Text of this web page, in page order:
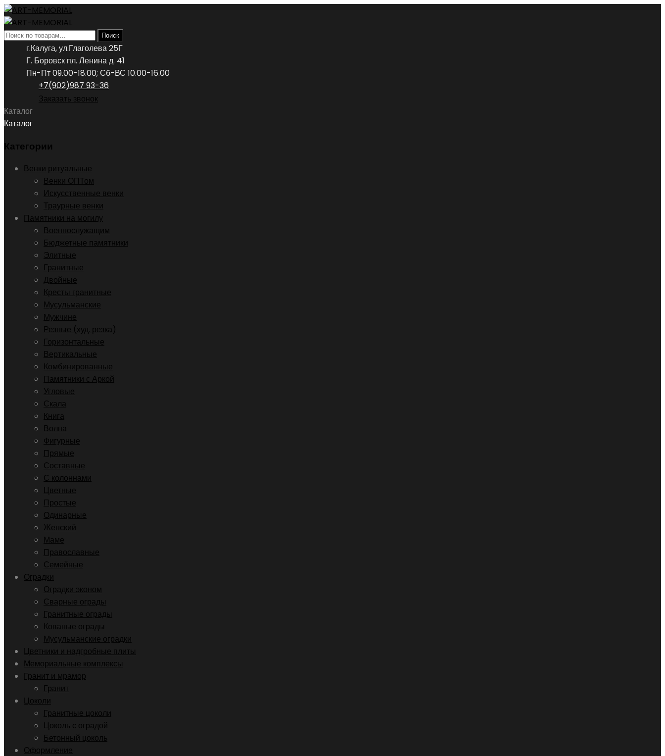
Искать: Поиск
г.Калуга, ул.Глаголева 25Г
Г. Боровск пл. Ленина д. 41
Пн-Пт 09.00-18.00; Сб-ВС 10.00-16.00
+7(902)987 93-36
Заказать звонок
Каталог
Каталог
Категории
Венки ритуальные
Венки ОПТом
Искусственные венки
Траурные венки
Памятники на могилу
Военнослужащим
Бюджетные памятники
Элитные
Гранитные
Двойные
Кресты гранитные
Мусульманские
Мужчине
Резные (худ. резка)
Горизонтальные
Вертикальные
Комбинированные
Памятники с Аркой
Угловые
Скала
Книга
Волна
Фигурные
Прямые
Составные
С колоннами
Цветные
Простые
Одинарные
Женский
Маме
Православные
Семейные
Оградки
Оградки эконом
Сварные ограды
Гранитные ограды
Кованые ограды
Мусульманские оградки
Цветники и надгробные плиты
Мемориальные комплексы
Гранит и мрамор
Гранит
Цоколи
Гранитные цоколи
Цоколь с оградой
Бетонный цоколь
Оформление